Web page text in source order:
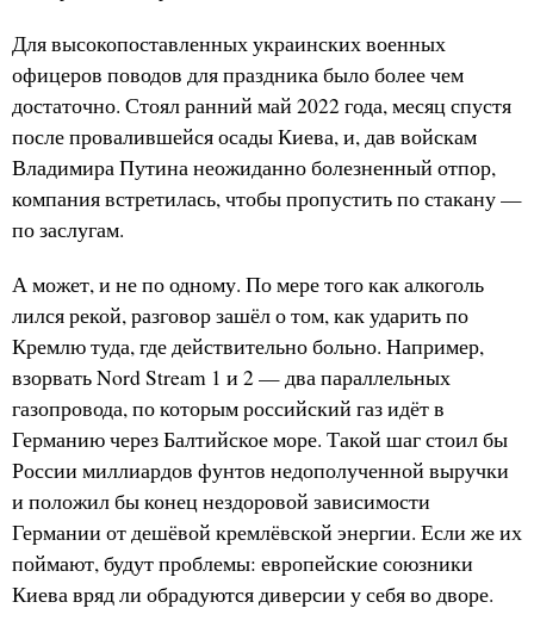
Для высокопоставленных украинских военных
офицеров поводов для праздника было более чем
достаточно. Стоял ранний май 2022 года, месяц спустя
после провалившейся осады Киева, и, дав войскам
Владимира Путина неожиданно болезненный отпор,
компания встретилась, чтобы пропустить по стакану —
по заслугам.
А может, и не по одному. По мере того как алкоголь
лился рекой, разговор зашёл о том, как ударить по
Кремлю туда, где действительно больно. Например,
взорвать Nord Stream 1 и 2 — два параллельных
газопровода, по которым российский газ идёт в
Германию через Балтийское море. Такой шаг стоил бы
России миллиардов фунтов недополученной выручки
и положил бы конец нездоровой зависимости
Германии от дешёвой кремлёвской энергии. Если же их
поймают, будут проблемы: европейские союзники
Киева вряд ли обрадуются диверсии у себя во дворе.